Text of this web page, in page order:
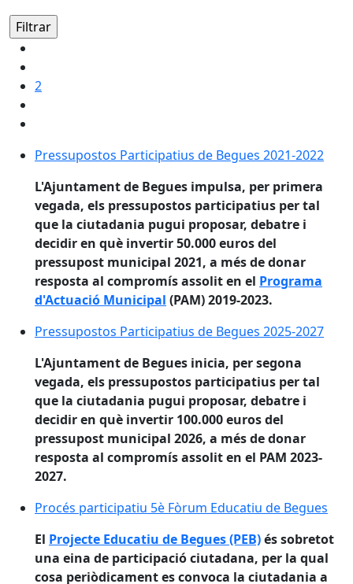
2
Pressupostos Participatius de Begues 2021-2022
Pressupostos Participatius de Begues 2021-2022
L'Ajuntament de Begues impulsa, per primera
vegada, els pressupostos participatius per tal
que la ciutadania pugui proposar, debatre i
decidir en què invertir 50.000 euros del
pressupost municipal 2021, a més de donar
resposta al compromís assolit en el Programa
d'Actuació Municipal (PAM) 2019-2023.
Pressupostos Participatius de Begues 2025-2027
Pressupostos Participatius de Begues 2025-2027
L'Ajuntament de Begues inicia, per segona
vegada, els pressupostos participatius per tal
que la ciutadania pugui proposar, debatre i
decidir en què invertir 100.000 euros del
pressupost municipal 2026, a més de donar
resposta al compromís assolit en el PAM 2023-
2027.
Procés participatiu 5è Fòrum Educatiu de Begues
Procés participatiu 5è Fòrum Educatiu de Begues
El Projecte Educatiu de Begues (PEB)és sobretot
una eina de participació ciutadana, per la qual
cosa periòdicament es convoca la ciutadania a